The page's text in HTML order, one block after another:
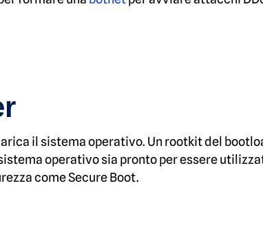
il sistema operativo. Un rootkit del
operativo sia pronto per essere
come Secure Boot.